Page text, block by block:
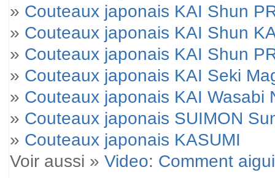
» Couteaux japonais KAI Shun
» Couteaux japonais KAI Shun
» Couteaux japonais KAI Shun
» Couteaux japonais KAI Seki
» Couteaux japonais KAI Wasabi
» Couteaux japonais SUIMON
» Couteaux japonais KASUMI
Voir aussi » Video: Comment